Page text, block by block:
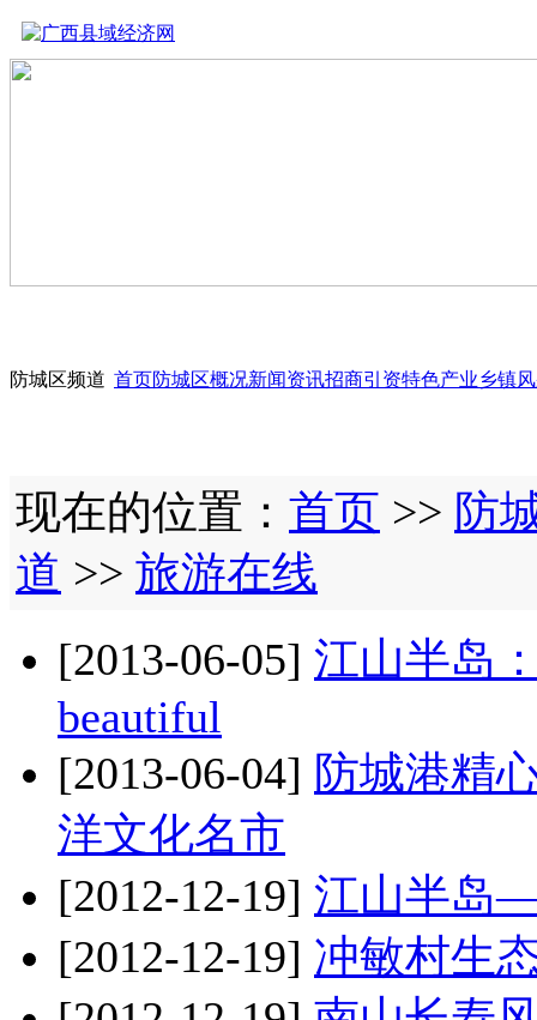
防城区频道 首页防城区概况新闻资讯招商引资特色产业乡镇
现在的位置： 首页 >> 防
道 >> 旅游在线
[2013-06-05] 江山半岛
beautiful
[2013-06-04] 防城港精
洋文化名市
[2012-12-19] 江山半岛
[2012-12-19] 冲敏村生